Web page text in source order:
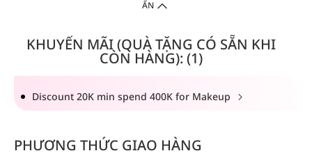
ẨN
KHUYẾN MÃI (QUÀ TẶNG CÓ SẴN KHI
CÒN HÀNG): (1)
Discount 20K min spend 400K for Makeup
PHƯƠNG THỨC GIAO HÀNG